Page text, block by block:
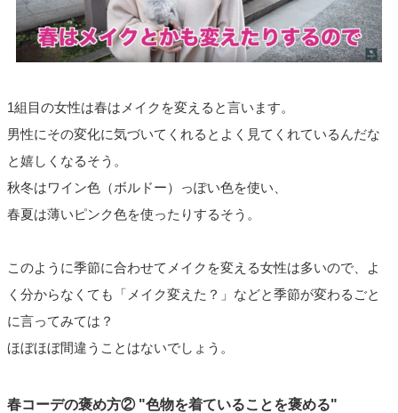
1組目の女性は春はメイクを変えると言います。
男性にその変化に気づいてくれるとよく見てくれているんだな
と嬉しくなるそう。
秋冬はワイン色（ボルドー）っぽい色を使い、
春夏は薄いピンク色を使ったりするそう。
このように季節に合わせてメイクを変える女性は多いので、よ
く分からなくても「メイク変えた？」などと季節が変わるごと
に言ってみては？
ほぼほぼ間違うことはないでしょう。
春コーデの褒め方② "色物を着ていることを褒める"